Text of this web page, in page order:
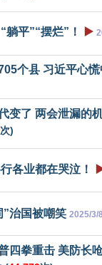
平”“摆烂”！ ▶️
个县 习近平心
变了 两会泄漏的
次)
各业都在哭泣！
”治国被嘲笑 2025/3/
四拳重击 美防长